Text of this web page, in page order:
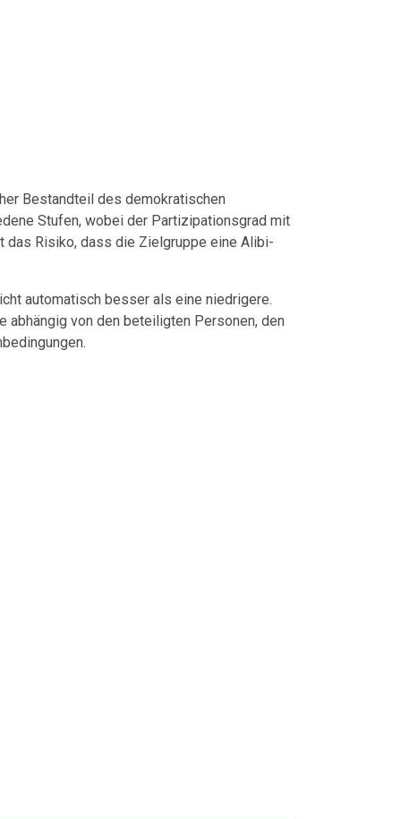
Bestandteil des demokratischen
Stufen, wobei der Partizipationsgrad mit
das Risiko, dass die Zielgruppe eine Alibi-
automatisch besser als eine niedrigere.
abhängig von den beteiligten Personen, den